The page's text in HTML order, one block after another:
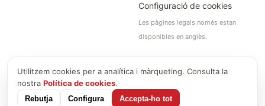
Configuració de cookies
Les pàgines legals només estan
disponibles en anglès.
Time Card Calculator · PayForSay s. r. o.
info@timecardcalculator.app
Utilitzem cookies per a analítica i màrqueting. Consulta la
nostra Política de cookies.
Rebutja Configura Accepta-ho tot